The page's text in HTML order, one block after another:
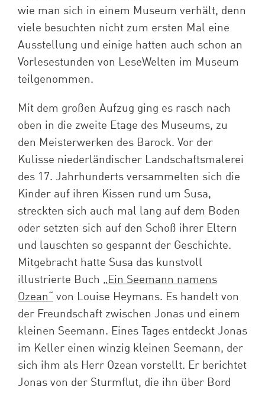
wie man sich in einem Museum verhält, denn
viele besuchten nicht zum ersten Mal eine
Ausstellung und einige hatten auch schon an
Vorlesestunden von LeseWelten im Museum
teilgenommen.
Mit dem großen Aufzug ging es rasch nach
oben in die zweite Etage des Museums, zu
den Meisterwerken des Barock. Vor der
Kulisse niederländischer Landschaftsmalerei
des 17. Jahrhunderts versammelten sich die
Kinder auf ihren Kissen rund um Susa,
streckten sich auch mal lang auf dem Boden
oder setzten sich auf den Schoß ihrer Eltern
und lauschten so gespannt der Geschichte.
Mitgebracht hatte Susa das kunstvoll
illustrierte Buch „Ein Seemann namens
Ozean“ von Louise Heymans. Es handelt von
der Freundschaft zwischen Jonas und einem
kleinen Seemann. Eines Tages entdeckt Jonas
im Keller einen winzig kleinen Seemann, der
sich ihm als Herr Ozean vorstellt. Er berichtet
Jonas von der Sturmflut, die ihn über Bord